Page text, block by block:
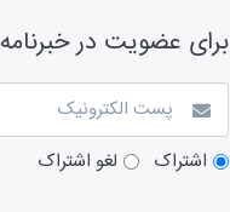
برای عضویت در خبرنامه
اشتراک لغو اشتراک